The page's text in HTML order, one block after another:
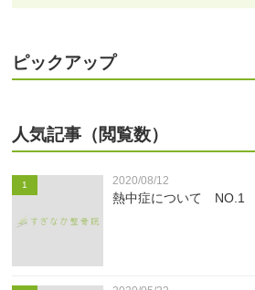
ピックアップ
人気記事（閲覧数）
1 2020/08/12
熱中症について NO.1